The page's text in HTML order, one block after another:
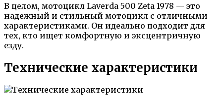
В целом, мотоцикл Laverda 500 Zeta 1978 — это
надежный и стильный мотоцикл с отличными
характеристиками. Он идеально подходит для
тех, кто ищет комфортную и эксцентричную
езду.
Технические характеристики